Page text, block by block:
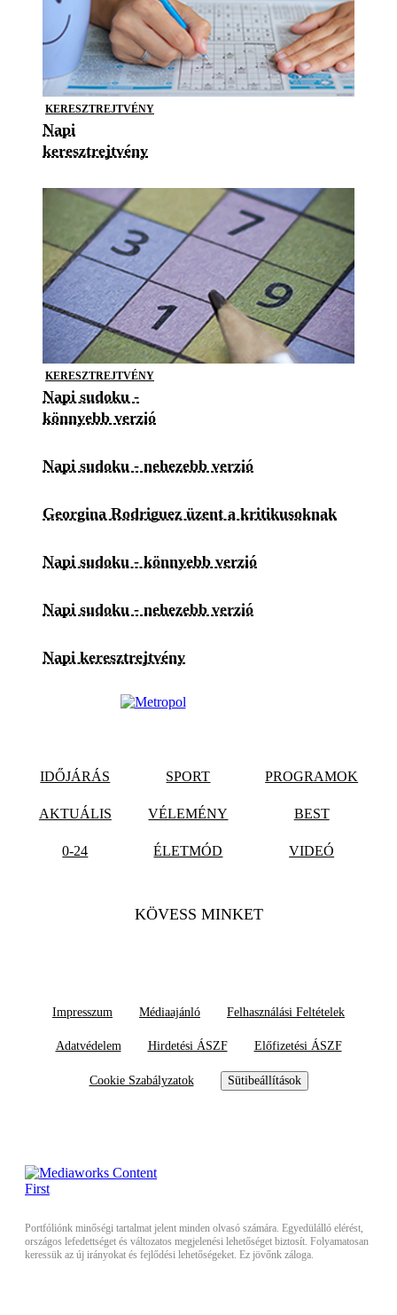
KERESZTREJTVÉNY
Napi
keresztrejtvény
KERESZTREJTVÉNY
Napi sudoku -
könnyebb verzió
Napi sudoku - nehezebb verzió
Georgina Rodriguez üzent a kritikusoknak
Napi sudoku - könnyebb verzió
Napi sudoku - nehezebb verzió
Napi keresztrejtvény
IDŐJÁRÁS SPORT PROGRAMOK
AKTUÁLIS VÉLEMÉNY BEST
0-24 ÉLETMÓD VIDEÓ
KÖVESS MINKET
Impresszum Médiaajánló Felhasználási Feltételek
Adatvédelem Hirdetési ÁSZF Előfizetési ÁSZF
Cookie Szabályzatok Sütibeállítások
Portfóliónk minőségi tartalmat jelent minden olvasó számára. Egyedülálló elérést,
országos lefedettséget és változatos megjelenési lehetőséget biztosít. Folyamatosan
keressük az új irányokat és fejlődési lehetőségeket. Ez jövőnk záloga.